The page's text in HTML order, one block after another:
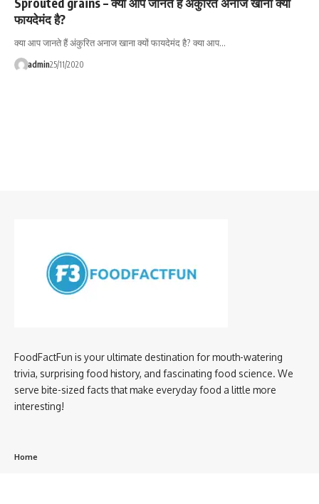
फायदेमंद है?
क्या आप जानते हैं अंकुरित अनाज खाना क्यों फायदेमंद है? क्या आप…
admin25/11/2020
FoodFactFun is your ultimate destination for mouth-watering
trivia, surprising food history, and fascinating food science. We
serve bite-sized facts that make everyday food a little more
interesting!
Home